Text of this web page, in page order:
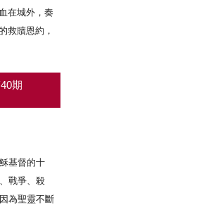
在城外，奏
贖恩約，
期
基督的十
戰爭、殺
為聖靈不斷